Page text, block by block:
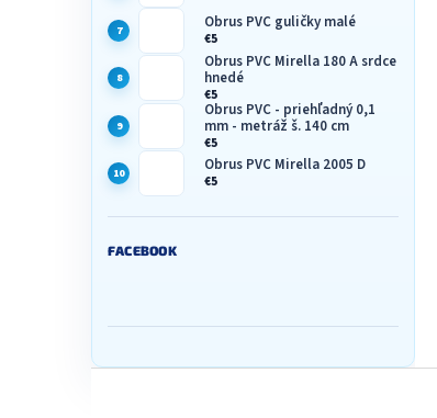
Obrus PVC guličky malé
€5
Obrus PVC Mirella 180 A srdce
hnedé
€5
Obrus PVC - priehľadný 0,1
mm - metráž š. 140 cm
€5
Obrus PVC Mirella 2005 D
€5
FACEBOOK